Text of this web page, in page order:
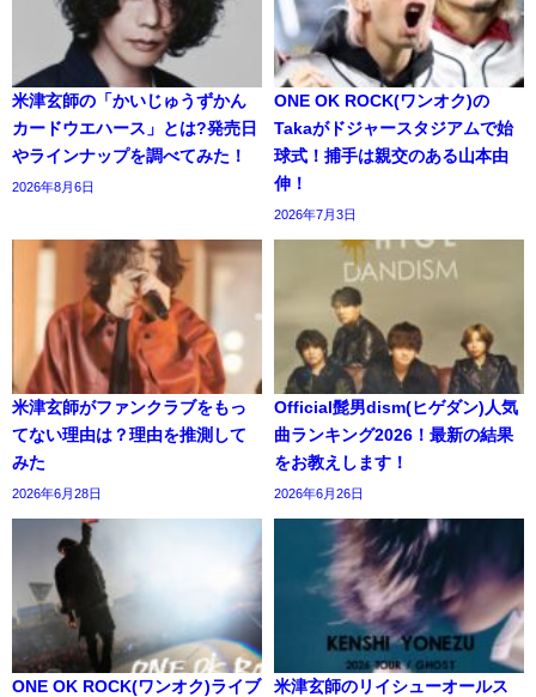
米津玄師の「かいじゅうずかん
カードウエハース」とは?発売日
やラインナップを調べてみた！
2026年8月6日
ONE OK ROCK(ワンオク)の
Takaがドジャースタジアムで始
球式！捕手は親交のある山本由
伸！
2026年7月3日
米津玄師がファンクラブをもっ
てない理由は？理由を推測して
みた
2026年6月28日
Official髭男dism(ヒゲダン)人気
曲ランキング2026！最新の結果
をお教えします！
2026年6月26日
ONE OK ROCK(ワンオク)ライブ
米津玄師のリイシューオールス